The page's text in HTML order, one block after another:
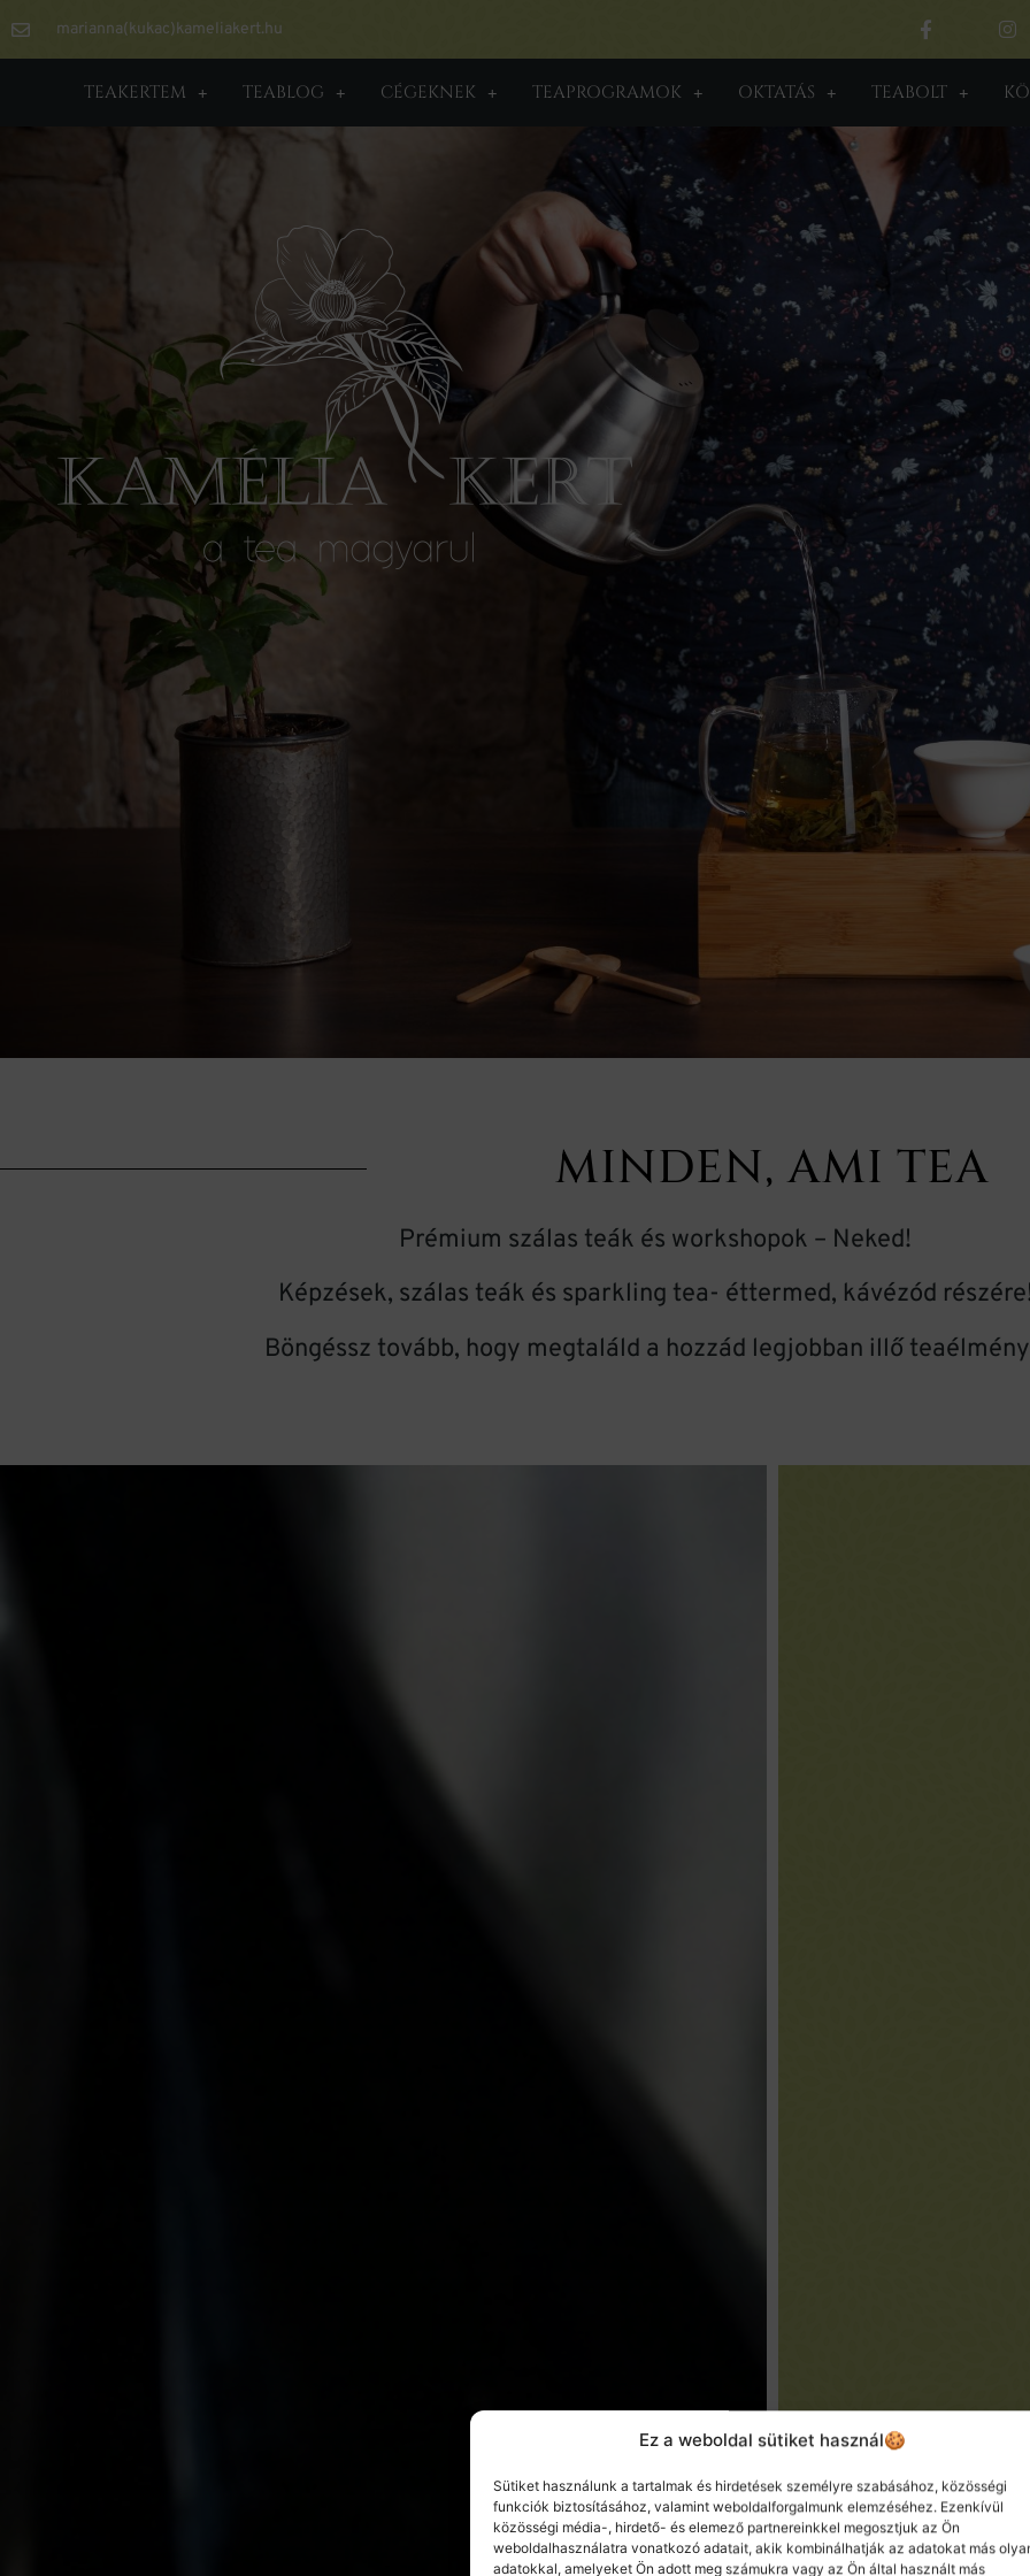
Ez a weboldal sütiket használ🍪
Sütiket használunk a tartalmak és hirdetések személyre szabásához, közösségi
funkciók biztosításához, valamint weboldalforgalmunk elemzéséhez. Ezenkívül
közösségi média-, hirdető- és elemező partnereinkkel megosztjuk az Ön
weboldalhasználatra vonatkozó adatait, akik kombinálhatják az adatokat más
adatokkal, amelyeket Ön adott meg számukra vagy az Ön által használt más
marianna(kukac)kameliakert.hu
TEAKERTEM TEABLOG CÉGEKNEK TEAPROGRAMOK OKTATÁS TEABOLT
Ahol a tea élménnyé válik -
vállalkozásoknak is
MINDEN, AMI TEA
Prémium szálas teák és workshopok – Neked!
Képzések, szálas teák és sparkling tea- éttermed, kávézód
Böngéssz tovább, hogy megtaláld a hozzád legjobban illő